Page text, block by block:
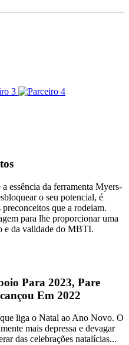
essência da ferramenta Myers-
o seu potencial, é
que a rodeiam.
para lhe proporcionar uma
e da validade do MBTI.
Para 2023, Pare
Em 2022
liga o Natal ao Ano Novo. O
mais depressa e devagar
das celebrações natalícias...